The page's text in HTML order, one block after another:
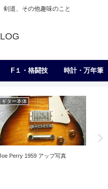
剣道、その他趣味のこと
F１・格闘技 時計・万年筆
ギター本体
Perry 1959 アップ写真